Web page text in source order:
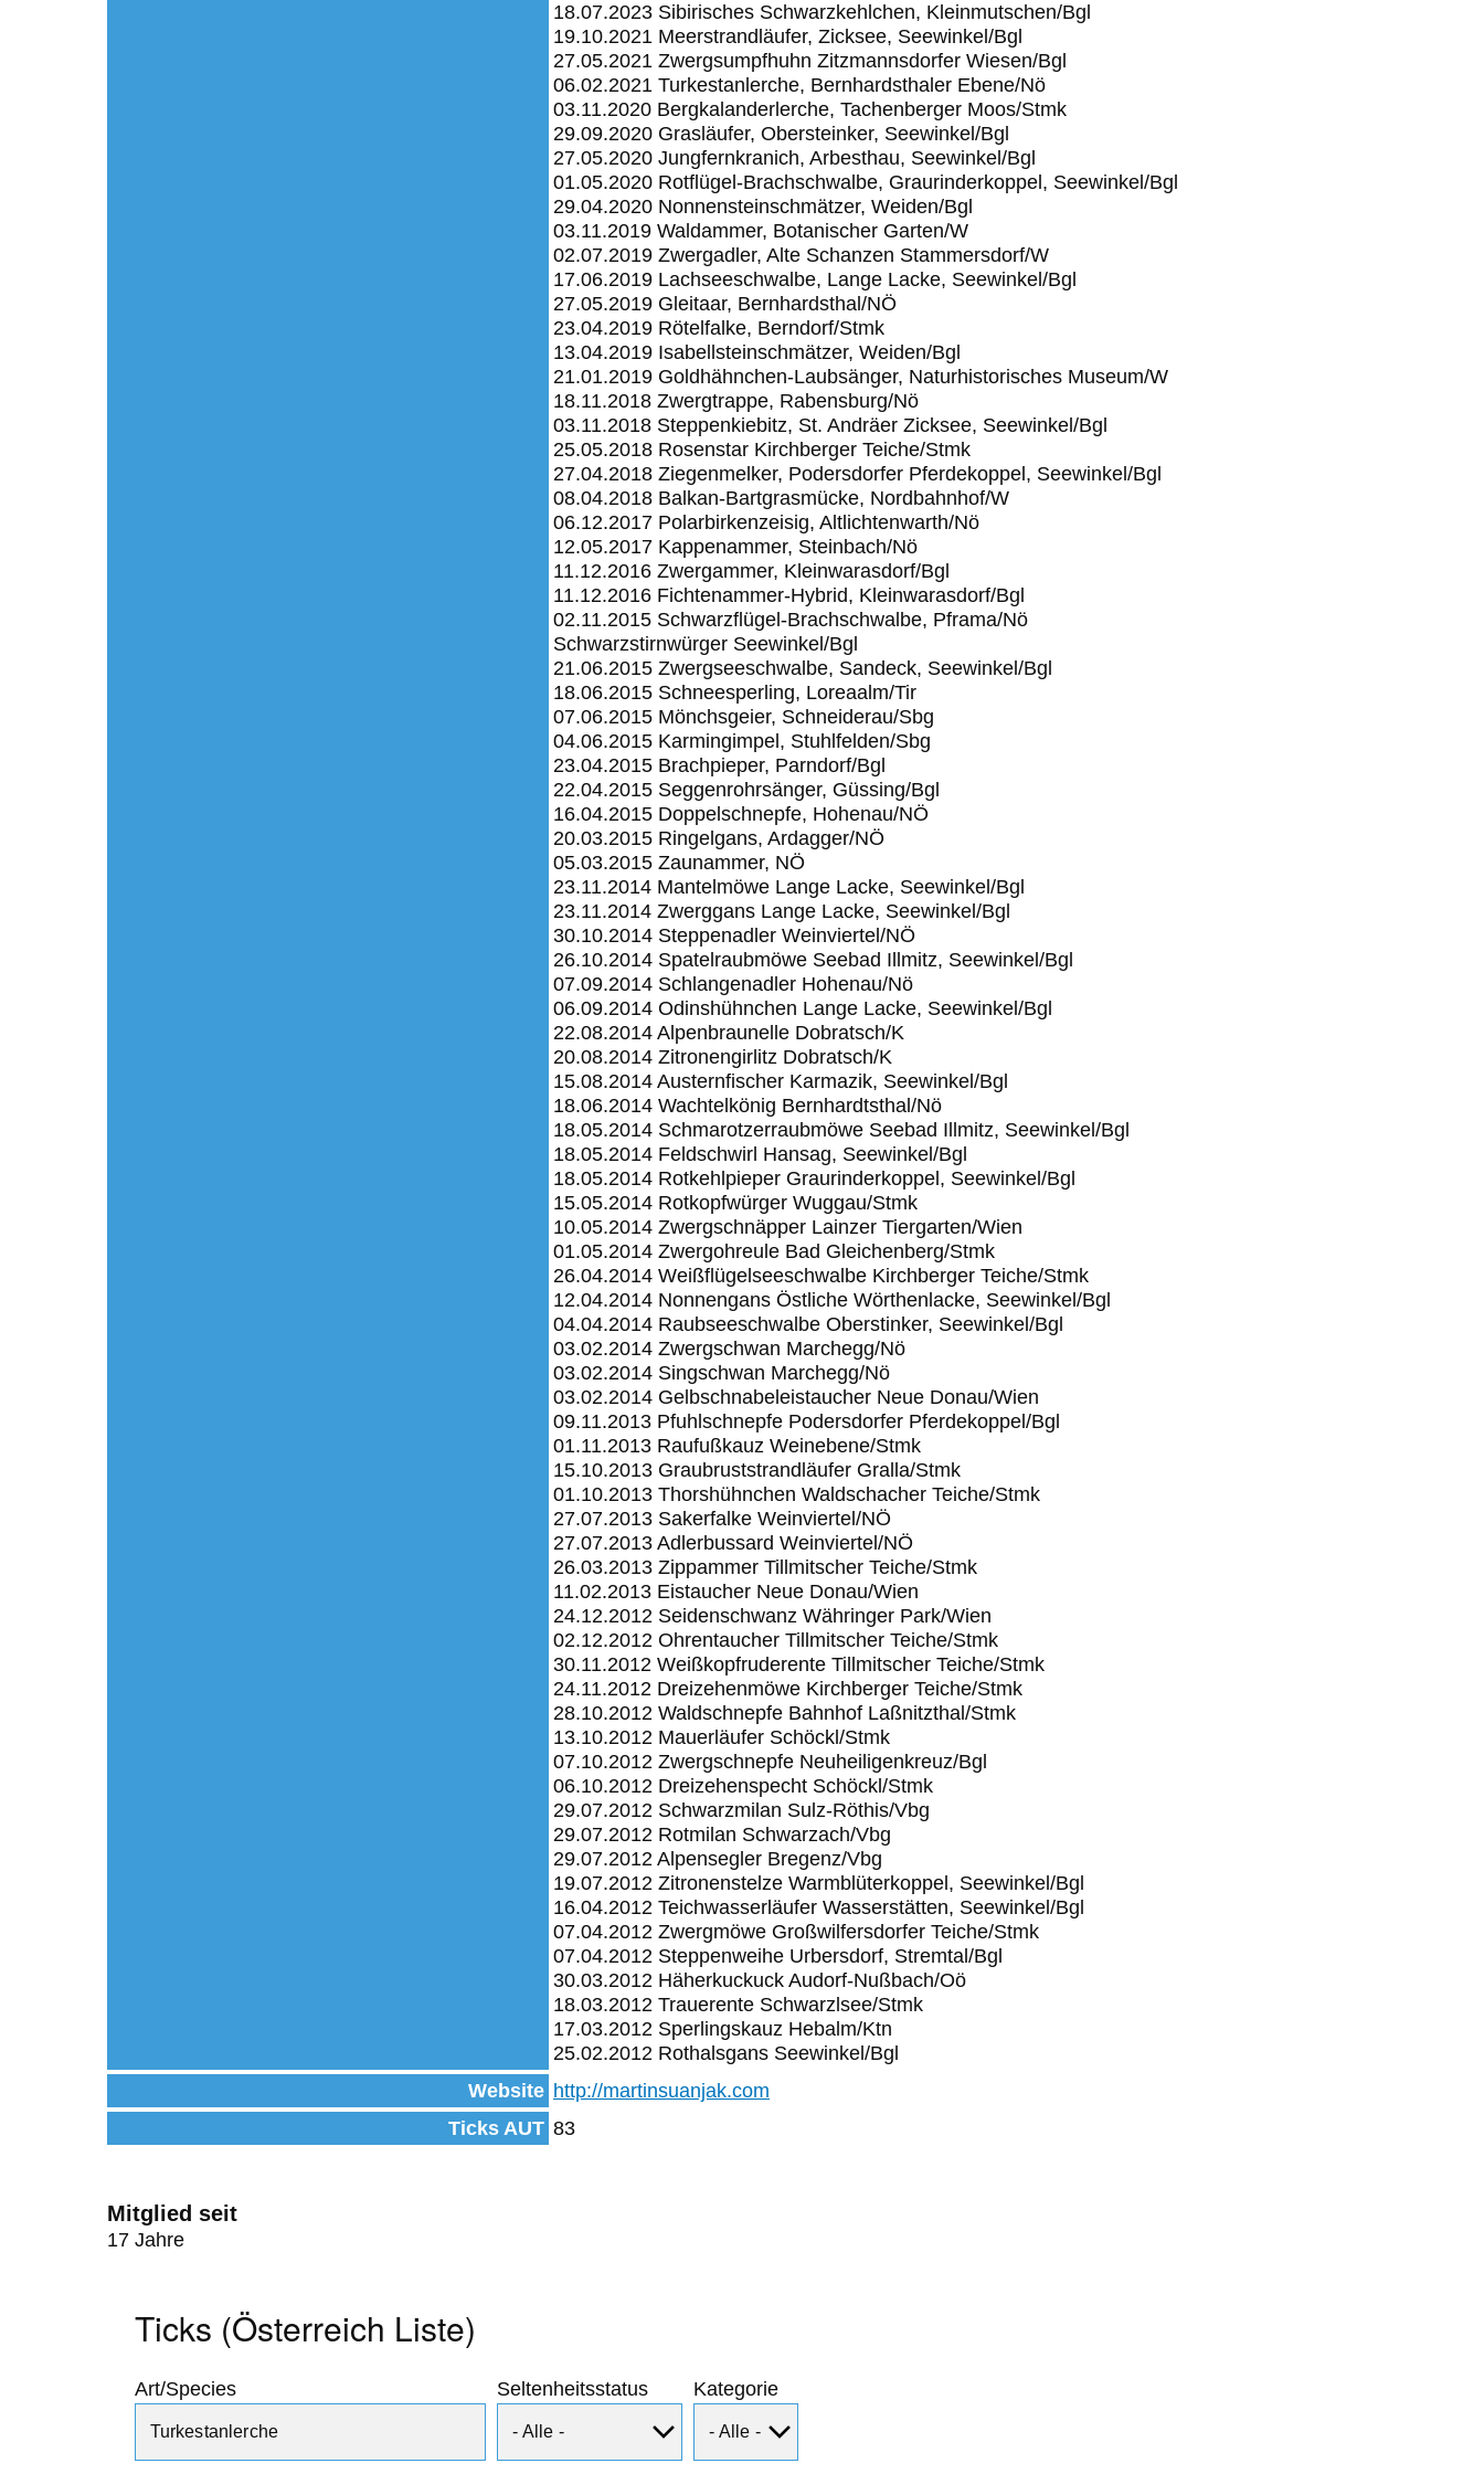
18.07.2023 Sibirisches Schwarzkehlchen, Kleinmutschen/Bgl
19.10.2021 Meerstrandläufer, Zicksee, Seewinkel/Bgl
27.05.2021 Zwergsumpfhuhn Zitzmannsdorfer Wiesen/Bgl
06.02.2021 Turkestanlerche, Bernhardsthaler Ebene/Nö
03.11.2020 Bergkalanderlerche, Tachenberger Moos/Stmk
29.09.2020 Grasläufer, Obersteinker, Seewinkel/Bgl
27.05.2020 Jungfernkranich, Arbesthau, Seewinkel/Bgl
01.05.2020 Rotflügel-Brachschwalbe, Graurinderkoppel, Seewinkel/Bgl
29.04.2020 Nonnensteinschmätzer, Weiden/Bgl
03.11.2019 Waldammer, Botanischer Garten/W
02.07.2019 Zwergadler, Alte Schanzen Stammersdorf/W
17.06.2019 Lachseeschwalbe, Lange Lacke, Seewinkel/Bgl
27.05.2019 Gleitaar, Bernhardsthal/NÖ
23.04.2019 Rötelfalke, Berndorf/Stmk
13.04.2019 Isabellsteinschmätzer, Weiden/Bgl
21.01.2019 Goldhähnchen-Laubsänger, Naturhistorisches Museum/W
18.11.2018 Zwergtrappe, Rabensburg/Nö
03.11.2018 Steppenkiebitz, St. Andräer Zicksee, Seewinkel/Bgl
25.05.2018 Rosenstar Kirchberger Teiche/Stmk
27.04.2018 Ziegenmelker, Podersdorfer Pferdekoppel, Seewinkel/Bgl
08.04.2018 Balkan-Bartgrasmücke, Nordbahnhof/W
06.12.2017 Polarbirkenzeisig, Altlichtenwarth/Nö
12.05.2017 Kappenammer, Steinbach/Nö
11.12.2016 Zwergammer, Kleinwarasdorf/Bgl
11.12.2016 Fichtenammer-Hybrid, Kleinwarasdorf/Bgl
02.11.2015 Schwarzflügel-Brachschwalbe, Pframa/Nö
Schwarzstirnwürger Seewinkel/Bgl
21.06.2015 Zwergseeschwalbe, Sandeck, Seewinkel/Bgl
18.06.2015 Schneesperling, Loreaalm/Tir
07.06.2015 Mönchsgeier, Schneiderau/Sbg
04.06.2015 Karmingimpel, Stuhlfelden/Sbg
23.04.2015 Brachpieper, Parndorf/Bgl
22.04.2015 Seggenrohrsänger, Güssing/Bgl
16.04.2015 Doppelschnepfe, Hohenau/NÖ
20.03.2015 Ringelgans, Ardagger/NÖ
05.03.2015 Zaunammer, NÖ
23.11.2014 Mantelmöwe Lange Lacke, Seewinkel/Bgl
23.11.2014 Zwerggans Lange Lacke, Seewinkel/Bgl
30.10.2014 Steppenadler Weinviertel/NÖ
26.10.2014 Spatelraubmöwe Seebad Illmitz, Seewinkel/Bgl
07.09.2014 Schlangenadler Hohenau/Nö
06.09.2014 Odinshühnchen Lange Lacke, Seewinkel/Bgl
22.08.2014 Alpenbraunelle Dobratsch/K
20.08.2014 Zitronengirlitz Dobratsch/K
15.08.2014 Austernfischer Karmazik, Seewinkel/Bgl
18.06.2014 Wachtelkönig Bernhardtsthal/Nö
18.05.2014 Schmarotzerraubmöwe Seebad Illmitz, Seewinkel/Bgl
18.05.2014 Feldschwirl Hansag, Seewinkel/Bgl
18.05.2014 Rotkehlpieper Graurinderkoppel, Seewinkel/Bgl
15.05.2014 Rotkopfwürger Wuggau/Stmk
10.05.2014 Zwergschnäpper Lainzer Tiergarten/Wien
01.05.2014 Zwergohreule Bad Gleichenberg/Stmk
26.04.2014 Weißflügelseeschwalbe Kirchberger Teiche/Stmk
12.04.2014 Nonnengans Östliche Wörthenlacke, Seewinkel/Bgl
04.04.2014 Raubseeschwalbe Oberstinker, Seewinkel/Bgl
03.02.2014 Zwergschwan Marchegg/Nö
03.02.2014 Singschwan Marchegg/Nö
03.02.2014 Gelbschnabeleistaucher Neue Donau/Wien
09.11.2013 Pfuhlschnepfe Podersdorfer Pferdekoppel/Bgl
01.11.2013 Raufußkauz Weinebene/Stmk
15.10.2013 Graubruststrandläufer Gralla/Stmk
01.10.2013 Thorshühnchen Waldschacher Teiche/Stmk
27.07.2013 Sakerfalke Weinviertel/NÖ
27.07.2013 Adlerbussard Weinviertel/NÖ
26.03.2013 Zippammer Tillmitscher Teiche/Stmk
11.02.2013 Eistaucher Neue Donau/Wien
24.12.2012 Seidenschwanz Währinger Park/Wien
02.12.2012 Ohrentaucher Tillmitscher Teiche/Stmk
30.11.2012 Weißkopfruderente Tillmitscher Teiche/Stmk
24.11.2012 Dreizehenmöwe Kirchberger Teiche/Stmk
28.10.2012 Waldschnepfe Bahnhof Laßnitzthal/Stmk
13.10.2012 Mauerläufer Schöckl/Stmk
07.10.2012 Zwergschnepfe Neuheiligenkreuz/Bgl
06.10.2012 Dreizehenspecht Schöckl/Stmk
29.07.2012 Schwarzmilan Sulz-Röthis/Vbg
29.07.2012 Rotmilan Schwarzach/Vbg
29.07.2012 Alpensegler Bregenz/Vbg
19.07.2012 Zitronenstelze Warmblüterkoppel, Seewinkel/Bgl
16.04.2012 Teichwasserläufer Wasserstätten, Seewinkel/Bgl
07.04.2012 Zwergmöwe Großwilfersdorfer Teiche/Stmk
07.04.2012 Steppenweihe Urbersdorf, Stremtal/Bgl
30.03.2012 Häherkuckuck Audorf-Nußbach/Oö
18.03.2012 Trauerente Schwarzlsee/Stmk
17.03.2012 Sperlingskauz Hebalm/Ktn
25.02.2012 Rothalsgans Seewinkel/Bgl
Website http://martinsuanjak.com
Ticks AUT 83
Mitglied seit
17 Jahre
Ticks (Österreich Liste)
Art/Species Seltenheitsstatus Kategorie